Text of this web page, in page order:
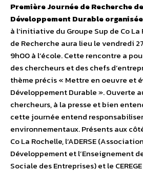
Première Journée de Recherche
Développement Durable
à l’initiative du Groupe Sup de Co
de Recherche aura lieu le vendredi
9h00 à l’école. Cette rencontre a
des chercheurs et des chefs
thème précis « Mettre en oeuvre et
Développement Durable ». Ouverte
chercheurs, à la presse et bien
cette journée entend
environnementaux. Présents aux
Co La Rochelle, l’ADERSE
Développement et l’Enseignement
Sociale des Entreprises) et le